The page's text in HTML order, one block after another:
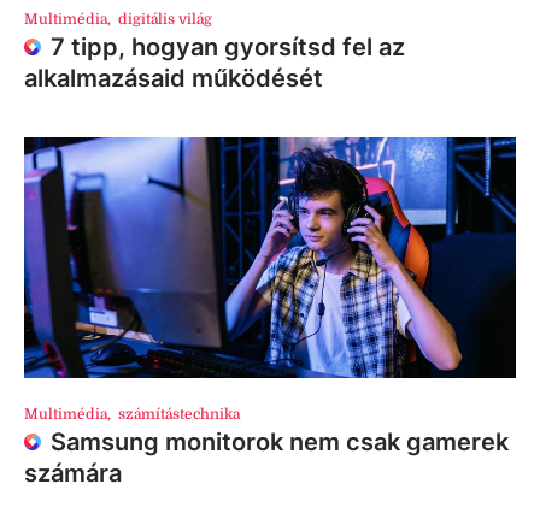
Multimédia, digitális világ
7 tipp, hogyan gyorsítsd fel az
alkalmazásaid működését
Multimédia, számítástechnika
Samsung monitorok nem csak gamerek
számára